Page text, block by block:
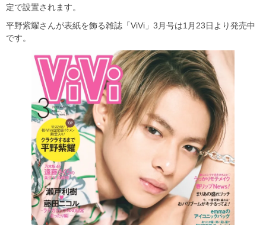
定で設置されます。
平野紫耀さんが表紙を飾る雑誌「ViVi」3月号は1月23日より発売中
です。